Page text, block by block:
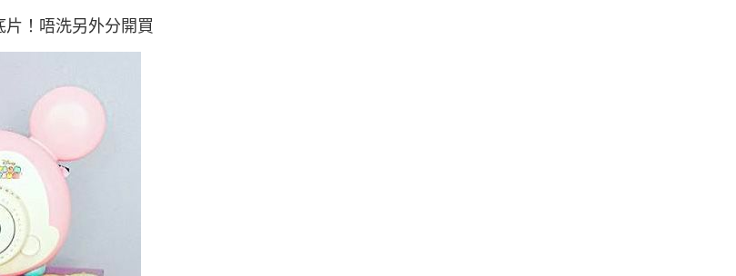
片！唔洗另外分開買